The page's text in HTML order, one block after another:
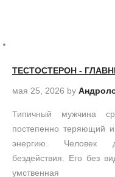
ТЕСТОСТЕРОН -
мая 25, 2026 by
Типичный мужчина
постепенно теряющий
энергию. Человек
бездействия. Его без
умственная